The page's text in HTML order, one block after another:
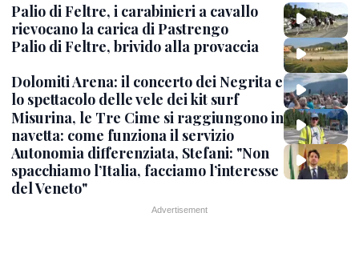
Palio di Feltre, i carabinieri a cavallo
rievocano la carica di Pastrengo
Palio di Feltre, brivido alla provaccia
Dolomiti Arena: il concerto dei Negrita e
lo spettacolo delle vele dei kit surf
Misurina, le Tre Cime si raggiungono in
navetta: come funziona il servizio
Autonomia differenziata, Stefani: "Non
spacchiamo l’Italia, facciamo l’interesse
del Veneto"